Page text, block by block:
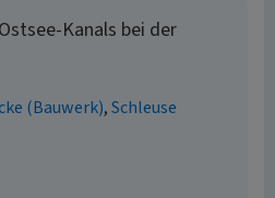
Kanals bei der
(Bauwerk) Schleuse